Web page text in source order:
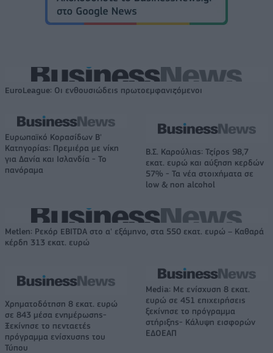
EuroLeague: Οι ενθουσιώδεις πρωτοεμφανιζόμενοι
Ευρωπαϊκό Κορασίδων Β'
Κατηγορίας: Πρεμιέρα με νίκη
για Δανία και Ισλανδία - Το
πανόραμα
Β.Σ. Καρούλιας: Τζίρος 98,7
εκατ. ευρώ και αύξηση κερδών
57% - Τα νέα στοιχήματα σε
low & non alcohol
Metlen: Ρεκόρ EBITDA στο α' εξάμηνο, στα 550 εκατ. ευρώ – Καθαρά
κέρδη 313 εκατ. ευρώ
Χρηματοδότηση 8 εκατ. ευρώ
σε 843 μέσα ενημέρωσης-
Ξεκίνησε το πενταετές
πρόγραμμα ενίσχυσης του
Τύπου
Media: Με ενίσχυση 8 εκατ.
ευρώ σε 451 επιχειρήσεις
ξεκίνησε το πρόγραμμα
στήριξης- Κάλυψη εισφορών
ΕΔΟΕΑΠ